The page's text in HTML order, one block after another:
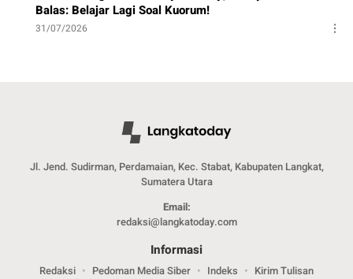
Balas: Belajar Lagi Soal Kuorum!
31/07/2026
Jl. Jend. Sudirman, Perdamaian, Kec. Stabat, Kabupaten Langkat,
Sumatera Utara
Email:
redaksi@langkatoday.com
Informasi
Redaksi Pedoman Media Siber Indeks Kirim Tulisan